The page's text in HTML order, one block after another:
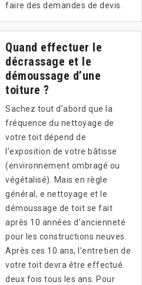
faire des demandes de devis.
Quand effectuer le
décrassage et le
démoussage d’une
toiture ?
Sachez tout d’abord que la
fréquence du nettoyage de
votre toit dépend de
l’exposition de votre bâtisse
(environnement ombragé ou
végétalisé). Mais en règle
général, e nettoyage et le
démoussage de toit se fait
après 10 années d’ancienneté
pour les constructions neuves.
Après ces 10 ans, l'entretien de
votre toit devra être effectué
deux fois tous les ans. Pour